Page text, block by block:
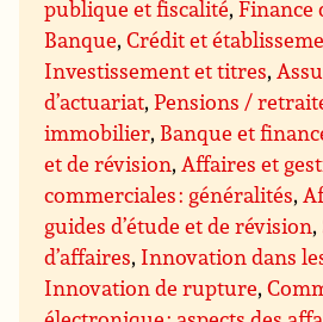
publique et fiscalité,Finance
Banque,Crédit et
Investissement et titres,
d’actuariat,Pensions /
immobilier, Banque et
et de révision,Affaires et
commerciales : généralités,
guides d’étude et de révision,
d’affaires, Innovation dans
Innovation de rupture,